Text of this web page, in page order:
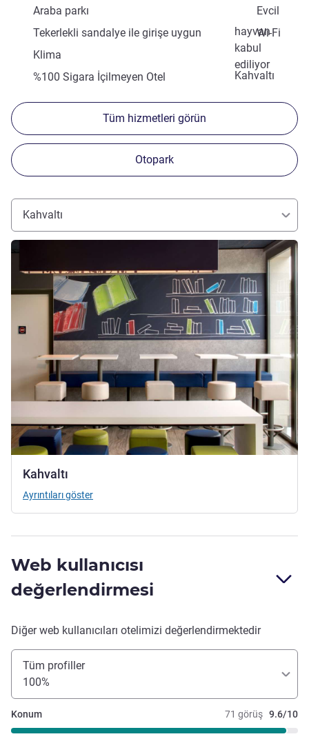
Araba parkı
Evcil
hayvan
kabul
ediliyor
Tekerlekli sandalye ile girişe uygun
Wi-Fi
Klima
Kahvaltı
%100 Sigara İçilmeyen Otel
Tüm hizmetleri görün
Otopark
Kahvaltı
Kahvaltı
Ayrıntıları göster
Ayrıntıları göster
Web kullanıcısı
değerlendirmesi
Diğer web kullanıcıları otelimizi değerlendirmektedir
Tüm profiller
100%
71 görüş 9.6/10
Konum